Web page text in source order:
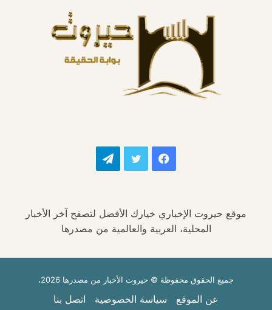
فيسبوك تويتر تيلقرام
موقع حيروت الإخباري خيارك الأفضل لتصفح آخر الأخبار
المحلية، العربية والعالمية من مصدرها
جميع الحقوق محفوظة © حيروت الأخبار من مصدرها 2026،
عن الموقع سياسة الخصوصية اتصل بنا